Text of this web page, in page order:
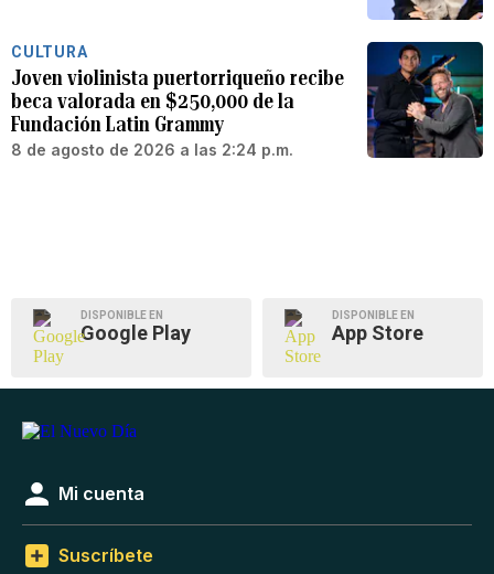
CULTURA
Joven violinista puertorriqueño recibe
beca valorada en $250,000 de la
Fundación Latin Grammy
8 de agosto de 2026 a las 2:24 p.m.
DISPONIBLE EN
Google Play
DISPONIBLE EN
App Store
Mi cuenta
Suscríbete